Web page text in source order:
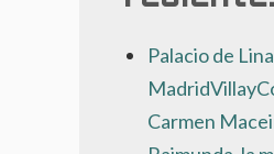
Palacio de
Carmen